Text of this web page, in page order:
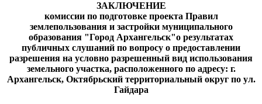
ЗАКЛЮЧЕНИЕ
комиссии по подготовке проекта Правил
землепользования и застройки муниципального
образования "Город Архангельск"о результатах
публичных слушаний по вопросу о предоставлении
разрешения на условно разрешенный вид использования
земельного участка, расположенного по адресу: г.
Архангельск, Октябрьский территориальный округ по ул.
Гайдара